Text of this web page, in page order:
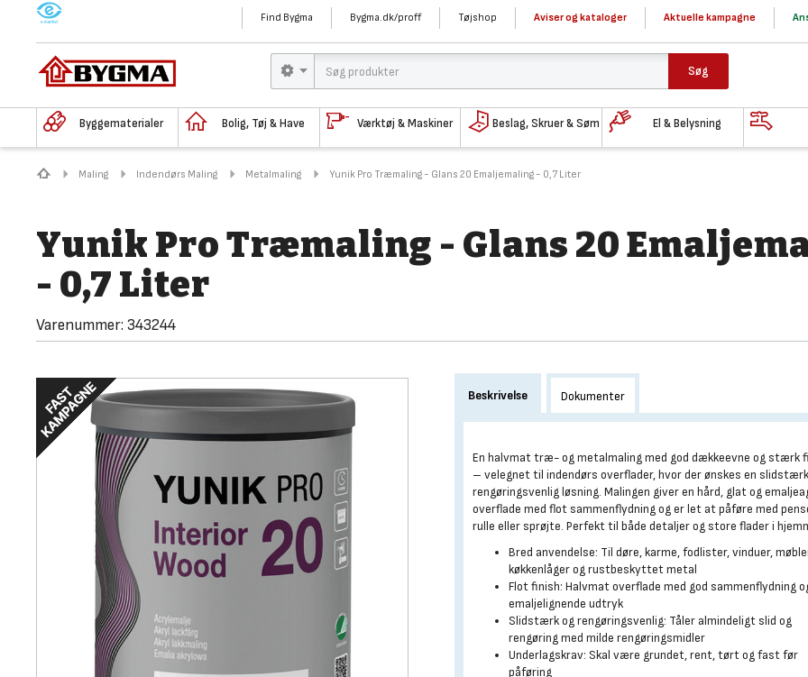
M Find Bygma Bygma.dk/proff Tøjshop Aviser og kataloger Aktuelle kampagne
Søg
Byggematerialer Bolig, Tøj & Have Værktøj & Maskiner Beslag, Skruer & Søm El & Belysning
Maling Indendørs Maling Metalmaling Yunik Pro Træmaling - Glans 20 Emaljemaling - 0,7 Liter
Yunik Pro Træmaling - Glans 20
- 0,7 Liter
Varenummer: 343244
Beskrivelse Dokumenter
En halvmat træ- og metalmaling med god dækkeevne og stærk
– velegnet til indendørs overflader, hvor der ønskes en
rengøringsvenlig løsning. Malingen giver en hård, glat og
overflade med flot sammenflydning og er let at påføre med
rulle eller sprøjte. Perfekt til både detaljer og store flader i
Bred anvendelse: Til døre, karme, fodlister, vinduer,
køkkenlåger og rustbeskyttet metal
Flot finish: Halvmat overflade med god sammenflydning
emaljelignende udtryk
Slidstærk og rengøringsvenlig: Tåler almindeligt slid og
rengøring med milde rengøringsmidler
Underlagskrav: Skal være grundet, rent, tørt og fast før
påføring